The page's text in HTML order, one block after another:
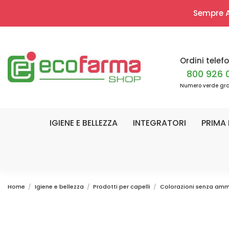
Sempre
Ordini
800 926
Numero verde
IGIENE E BELLEZZA INTEGRATORI PRIMA
Home Igiene e bellezza Prodotti per capelli Colorazioni senza